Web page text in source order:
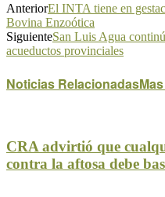
AnteriorEl INTA tiene en
Bovina Enzoótica
SiguienteSan Luis Agua
acueductos provinciales
Noticias Relacionadas
CRA advirtió que
contra la aftosa debe